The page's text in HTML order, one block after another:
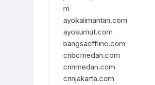
m
ayokalimantan.com
ayosumut.com
bangsaoffline.com
cnbcmedan.com
cnnmedan.com
cnnjakarta.com